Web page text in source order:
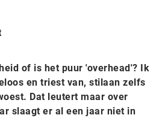
of is het puur 'overhead'? Ik
en triest van, stilaan zelfs
Dat leutert maar over
slaagt er al een jaar niet in